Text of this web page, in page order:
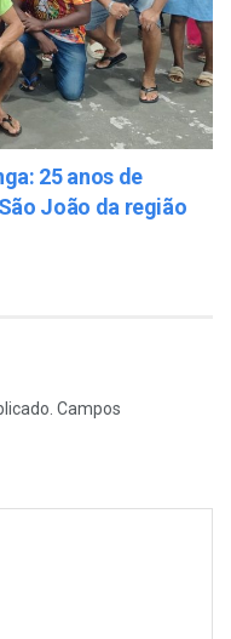
25 anos de
João da região
Campos